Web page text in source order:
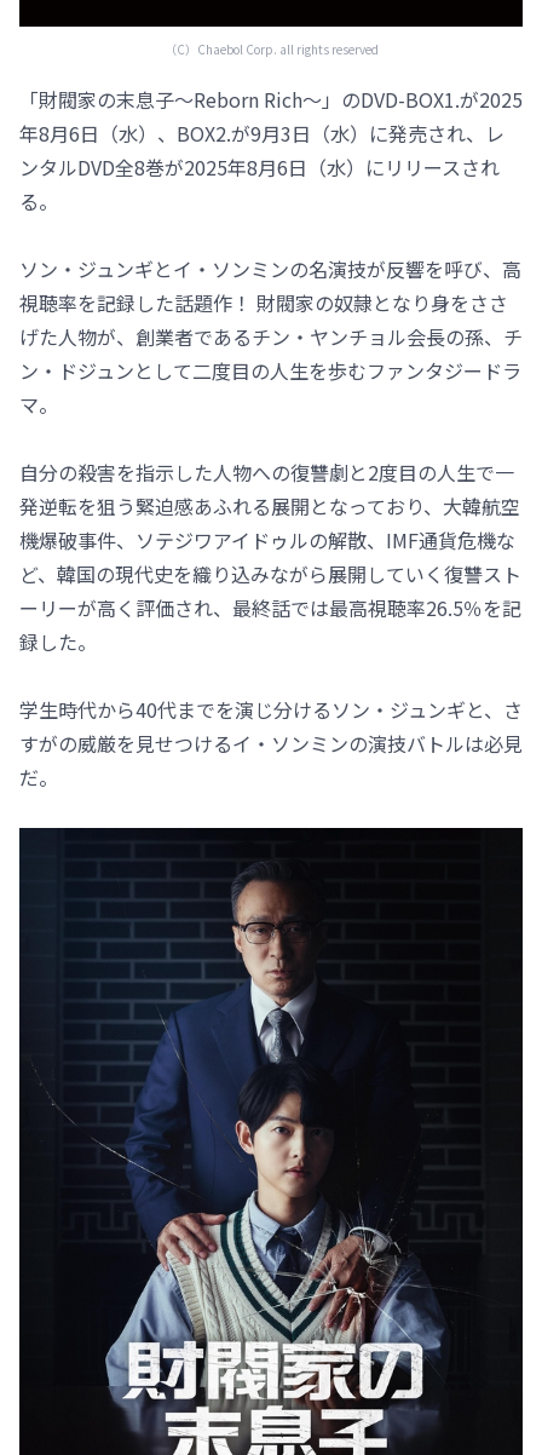
（C）Chaebol Corp. all rights reserved
「財閥家の末息子～Reborn Rich～」のDVD-BOX1.が2025
年8月6日（水）、BOX2.が9月3日（水）に発売され、レ
ンタルDVD全8巻が2025年8月6日（水）にリリースされ
る。
ソン・ジュンギとイ・ソンミンの名演技が反響を呼び、高
視聴率を記録した話題作！ 財閥家の奴隷となり身をささ
げた人物が、創業者であるチン・ヤンチョル会長の孫、チ
ン・ドジュンとして二度目の人生を歩むファンタジードラ
マ。
自分の殺害を指示した人物への復讐劇と2度目の人生で一
発逆転を狙う緊迫感あふれる展開となっており、大韓航空
機爆破事件、ソテジワアイドゥルの解散、IMF通貨危機な
ど、韓国の現代史を織り込みながら展開していく復讐スト
ーリーが高く評価され、最終話では最高視聴率26.5％を記
録した。
学生時代から40代までを演じ分けるソン・ジュンギと、さ
すがの威厳を見せつけるイ・ソンミンの演技バトルは必見
だ。